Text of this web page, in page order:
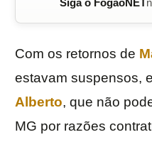
Siga o FogãoNET
Com os retornos de
estavam suspensos,
Alberto, que não
MG por razões